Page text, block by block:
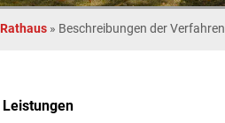
Rathaus » Beschreibungen der Verfahren
Leistungen